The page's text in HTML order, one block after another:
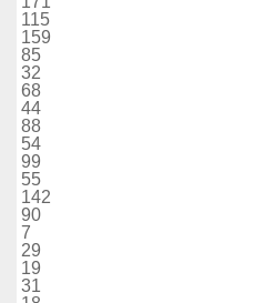
115
159
85
32
68
44
88
54
99
55
142
90
7
29
19
31